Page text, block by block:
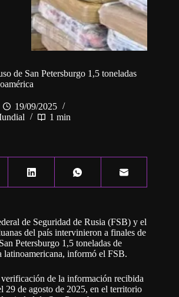
de San Petersburgo 1,5 toneladas
19/09/2025
1 min
de Seguridad de Rusia (FSB) y el
del país intervinieron a finales de
Petersburgo 1,5 toneladas de
latinoamericana, informó el FSB.
de la información recibida
29 de agosto de 2025, en el territorio